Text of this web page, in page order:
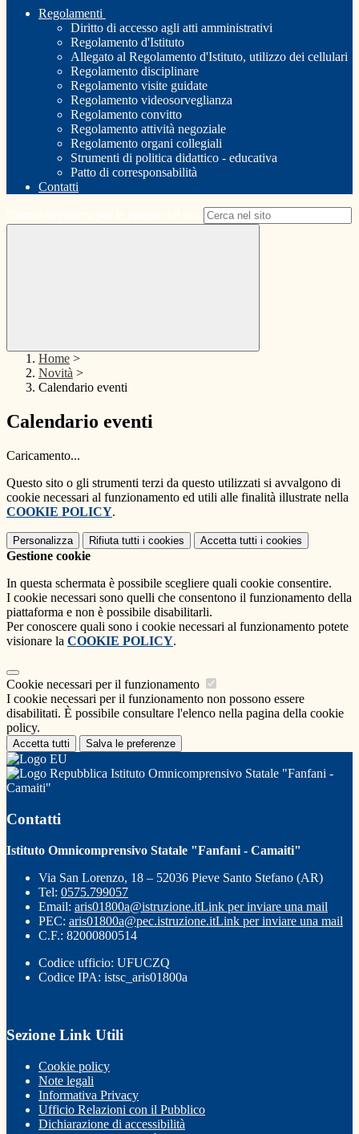
Regolamenti
Diritto di accesso agli atti amministrativi
Regolamento d'Istituto
Allegato al Regolamento d'Istituto, utilizzo dei cellulari
Regolamento disciplinare
Regolamento visite guidate
Regolamento videosorveglianza
Regolamento convitto
Regolamento attività negoziale
Regolamento organi collegiali
Strumenti di politica didattico - educativa
Patto di corresponsabilità
Contatti
Home >
Novità >
Calendario eventi
Calendario eventi
Caricamento...
Questo sito o gli strumenti terzi da questo utilizzati si avvalgono di
cookie necessari al funzionamento ed utili alle finalità illustrate nella
COOKIE POLICY.
Personalizza Rifiuta tutti i cookies Accetta tutti i cookies
Gestione cookie
In questa schermata è possibile scegliere quali cookie consentire.
I cookie necessari sono quelli che consentono il funzionamento della
piattaforma e non è possibile disabilitarli.
Per conoscere quali sono i cookie necessari al funzionamento potete
visionare la COOKIE POLICY.
Cookie necessari per il funzionamento
I cookie necessari per il funzionamento non possono essere
disabilitati. È possibile consultare l'elenco nella pagina della cookie
policy.
Accetta tutti Salva le preferenze
Istituto Omnicomprensivo Statale "Fanfani -
Camaiti"
Contatti
Istituto Omnicomprensivo Statale "Fanfani - Camaiti"
Via San Lorenzo, 18 – 52036 Pieve Santo Stefano (AR)
Tel: 0575.799057
Email: aris01800a@istruzione.itLink per inviare una mail
PEC: aris01800a@pec.istruzione.itLink per inviare una mail
C.F.: 82000800514
Codice ufficio: UFUCZQ
Codice IPA: istsc_aris01800a
Sezione Link Utili
Cookie policy
Note legali
Informativa Privacy
Ufficio Relazioni con il Pubblico
Dichiarazione di accessibilità